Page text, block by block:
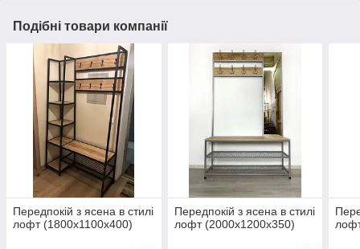
Подібні товари компанії
Передпокій з ясена в стилі
лофт (1800х1100х400)
Передпокій з ясена в стилі
лофт (2000х1200х350)